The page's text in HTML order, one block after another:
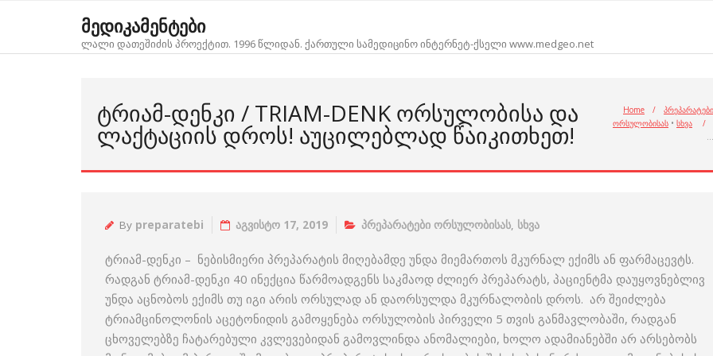
მედიკამენტები
ლალი დათეშიძის პროექტით. 1996 წლიდან. ქართული სამედიცინო ინტერნეტ-ქსელი www.medgeo.net
ᲢᲠᲘᲐᲛ-ᲓᲔᲜᲙᲘ / TRIAM-DENK ᲝᲠᲡᲣᲚᲝᲑᲘᲡᲐ ᲓᲐ
ᲚᲐᲥᲢᲐᲪᲘᲘᲡ ᲓᲠᲝᲡ! ᲐᲣᲪᲘᲚᲔᲑᲚᲐᲓ ᲬᲐᲘᲙᲘᲗᲮᲔᲗ!
Home /
პრეპარატები
ორსულობისას • სხვა
/
…
By preparatebi აგვისტო 17, 2019 პრეპარატები ორსულობისას, სხვა
ტრიამ-დენკი – ნებისმიერი პრეპარატის მიღებამდე უნდა მიემართოს მკურნალ ექიმს ან ფარმაცევტს.
რადგან ტრიამ-დენკი 40 ინექცია წარმოადგენს საკმაოდ ძლიერ პრეპარატს, პაციენტმა დაუყოვნებლივ
უნდა აცნობოს ექიმს თუ იგი არის ორსულად ან დაორსულდა მკურნალობის დროს. არ შეიძლება
ტრიამცინოლონის აცეტონიდის გამოყენება ორსულობის პირველი 5 თვის განმავლობაში, რადგან
ცხოველებზე ჩატარებული კვლევებიდან გამოვლინდა ანომალიები, ხოლო ადამიანებში არ არსებობს